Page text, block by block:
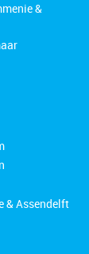
&
& Assendelft